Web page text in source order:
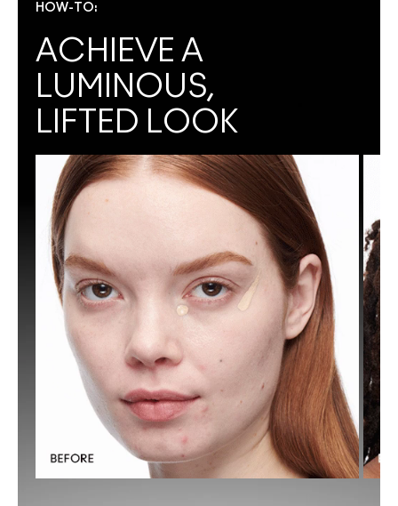
HOW-TO:
ACHIEVE A
LUMINOUS,
LIFTED LOOK